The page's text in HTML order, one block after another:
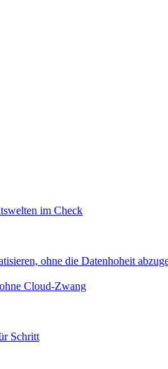
im Check
ohne die Datenhoheit
Cloud-Zwang
Schritt